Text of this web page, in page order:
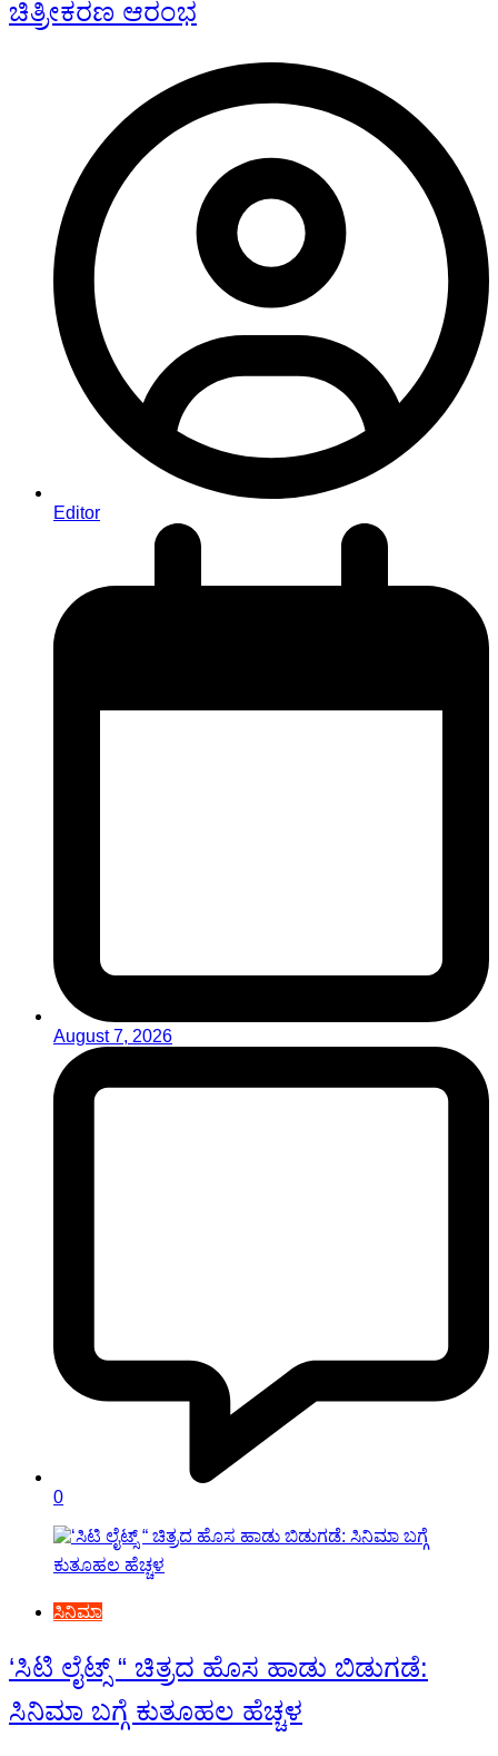
ಚಿತ್ರೀಕರಣ ಆರಂಭ
Editor
August 7, 2026
0
ಸಿನಿಮಾ
‘ಸಿಟಿ ಲೈಟ್ಸ್ “ ಚಿತ್ರದ ಹೊಸ ಹಾಡು ಬಿಡುಗಡೆ:
ಸಿನಿಮಾ ಬಗ್ಗೆ ಕುತೂಹಲ ಹೆಚ್ಚಳ